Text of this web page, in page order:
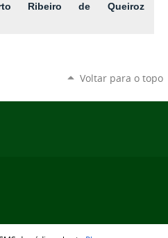
Ribeiro de Queiroz
Voltar para o topo